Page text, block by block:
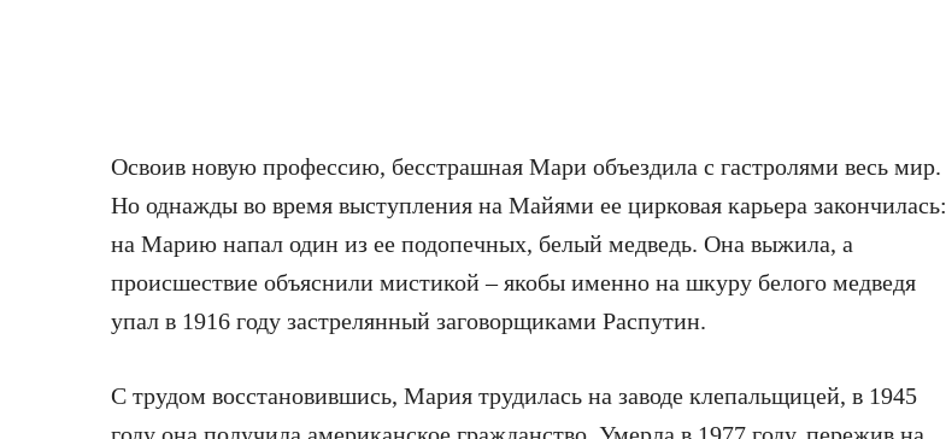
Освоив новую профессию, бесстрашная Мари объездила с гастролями весь мир.
Но однажды во время выступления на Майями ее цирковая карьера закончилась:
на Марию напал один из ее подопечных, белый медведь. Она выжила, а
происшествие объяснили мистикой – якобы именно на шкуру белого медведя
упал в 1916 году застрелянный заговорщиками Распутин.
С трудом восстановившись, Мария трудилась на заводе клепальщицей, в 1945